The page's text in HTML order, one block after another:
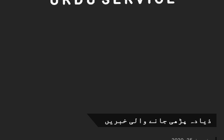
ذیادہ پڑھی جانے والی خبریں